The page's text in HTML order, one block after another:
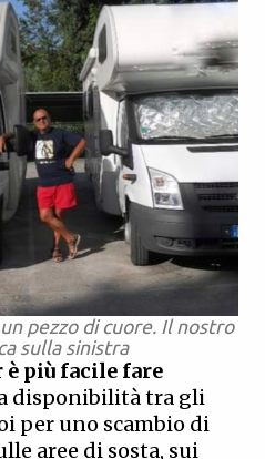
pezzo di cuore. Il nostro
sulla sinistra
più facile fare
disponibilità tra gli
per uno scambio di
aree di sosta, sui